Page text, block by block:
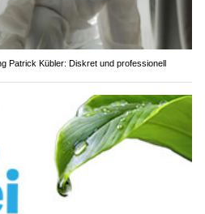
Patrick Kübler: Diskret und professionell